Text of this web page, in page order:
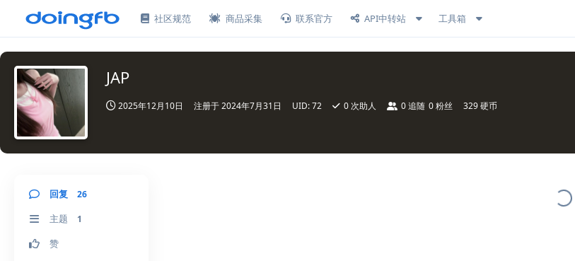
社区规范 商品采集 联系官方 API中转站 工具箱
JAP
2025年12月10日 注册于2024年7月31日 UID:72 0 次助人 0追随 0粉丝 329 硬币
回复 26
主题 1
赞